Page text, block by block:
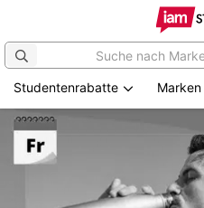
Zum
Hauptinhalt
springen
Studentenrabatte Marken